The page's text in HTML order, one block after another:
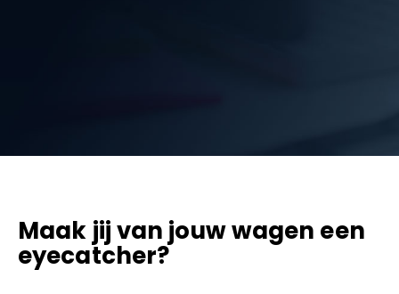
Maak jij van jouw wagen een
eyecatcher?